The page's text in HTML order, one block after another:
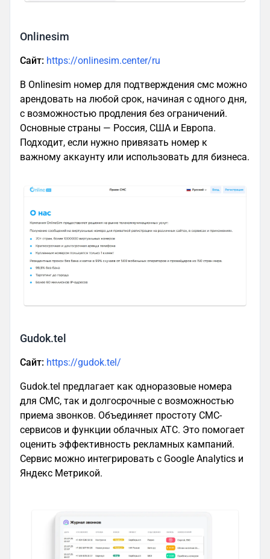
Onlinesim
Сайт: https://onlinesim.center/ru
В Onlinesim номер для подтверждения смс можно
арендовать на любой срок, начиная с одного дня,
с возможностью продления без ограничений.
Основные страны — Россия, США и Европа.
Подходит, если нужно привязать номер к
важному аккаунту или использовать для бизнеса.
Gudok.tel
Сайт: https://gudok.tel/
Gudok.tel предлагает как одноразовые номера
для СМС, так и долгосрочные с возможностью
приема звонков. Объединяет простоту СМС-
сервисов и функции облачных АТС. Это помогает
оценить эффективность рекламных кампаний.
Сервис можно интегрировать с Google Analytics и
Яндекс Метрикой.